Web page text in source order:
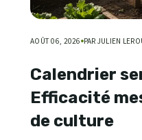
AOÛT 06, 2026 PAR JULIEN
Calendrier
Efficacité
de culture